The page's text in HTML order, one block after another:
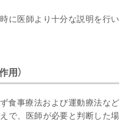
に医師より十分な説明を行い
用）
食事療法および運動療法など
で、医師が必要と判断した場